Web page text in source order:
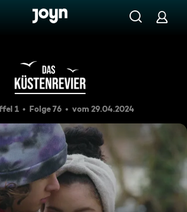
Bettys großer Traum
1 Folge 76 vom 29.04.2024